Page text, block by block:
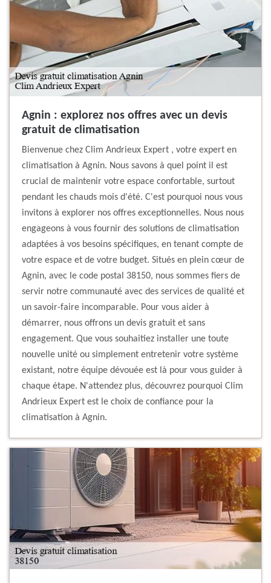
Agnin : explorez nos offres avec un devis
gratuit de climatisation
Bienvenue chez Clim Andrieux Expert , votre expert en
climatisation à Agnin. Nous savons à quel point il est
crucial de maintenir votre espace confortable, surtout
pendant les chauds mois d'été. C'est pourquoi nous vous
invitons à explorer nos offres exceptionnelles. Nous nous
engageons à vous fournir des solutions de climatisation
adaptées à vos besoins spécifiques, en tenant compte de
votre espace et de votre budget. Situés en plein cœur de
Agnin, avec le code postal 38150, nous sommes fiers de
servir notre communauté avec des services de qualité et
un savoir-faire incomparable. Pour vous aider à
démarrer, nous offrons un devis gratuit et sans
engagement. Que vous souhaitiez installer une toute
nouvelle unité ou simplement entretenir votre système
existant, notre équipe dévouée est là pour vous guider à
chaque étape. N'attendez plus, découvrez pourquoi Clim
Andrieux Expert est le choix de confiance pour la
climatisation à Agnin.